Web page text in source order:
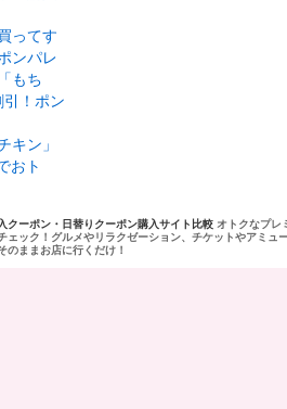
ってす
ンパレ
もち
引！ポン
キン」
おト
クーポン・日替りクーポン購入サイト比較 オトクなプレ
ェック！グルメやリラクゼーション、チケットやアミ
のままお店に行くだけ！